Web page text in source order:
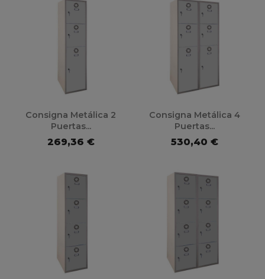
Consigna Metálica 2
Puertas...
269,36 €
Consigna Metálica 4
Puertas...
530,40 €